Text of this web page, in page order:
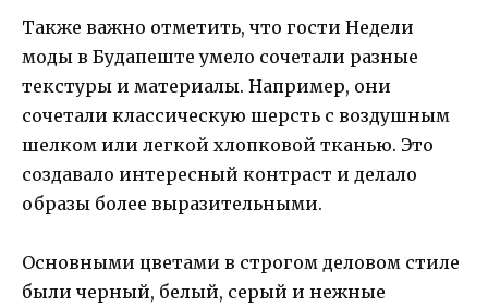
Также важно отметить, что гости Недели
моды в Будапеште умело сочетали разные
текстуры и материалы. Например, они
сочетали классическую шерсть с воздушным
шелком или легкой хлопковой тканью. Это
создавало интересный контраст и делало
образы более выразительными.
Основными цветами в строгом деловом стиле
были черный, белый, серый и нежные